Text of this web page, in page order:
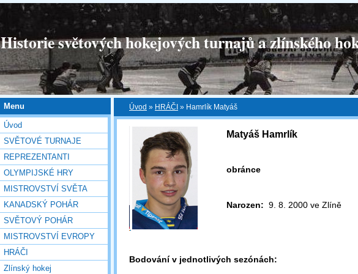
Historie světových hokejových turnajů a zlínského
Úvod » HRÁČI » Hamrlík Matyáš
Matyáš Hamrlík
obránce
Narozen: 9. 8. 2000 ve Zlíně
Bodování v jednotlivých sezónách:
Menu
Úvod
SVĚTOVÉ TURNAJE
REPREZENTANTI
OLYMPIJSKÉ HRY
MISTROVSTVÍ SVĚTA
KANADSKÝ POHÁR
SVĚTOVÝ POHÁR
MISTROVSTVÍ EVROPY
HRÁČI
Zlínský hokej